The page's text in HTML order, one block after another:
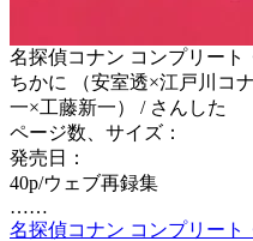
名探偵コナン コンプリート
ちかに （安室透×江戸川コ
一×工藤新一） / さんした
ページ数、サイズ：
発売日：
40p/ウェブ再録集
……
名探偵コナン コンプリート